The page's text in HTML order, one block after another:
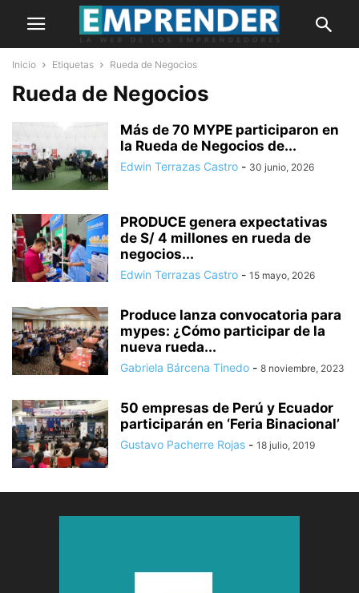
Inicio Etiquetas Rueda de Negocios
Rueda de Negocios
Más de 70 MYPE participaron en
la Rueda de Negocios de...
Edwin Terrazas Castro - 30 junio, 2026
PRODUCE genera expectativas
de S/ 4 millones en rueda de
negocios...
Edwin Terrazas Castro - 15 mayo, 2026
Produce lanza convocatoria para
mypes: ¿Cómo participar de la
nueva rueda...
Gabriela Bárcena Tinedo - 8 noviembre, 2023
50 empresas de Perú y Ecuador
participarán en ‘Feria Binacional’
Gustavo Pacherre Rojas - 18 julio, 2019